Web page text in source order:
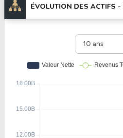
ÉVOLUTION DES ACTIFS -
10 ans